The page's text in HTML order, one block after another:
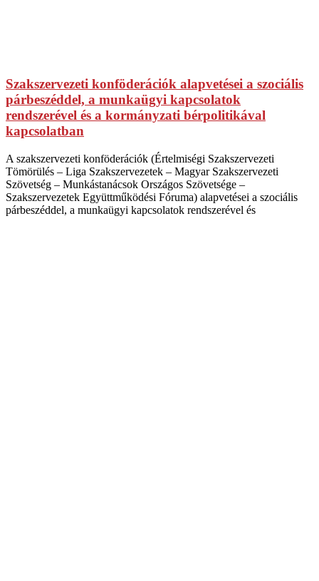
Szakszervezeti konföderációk alapvetései a szociális
párbeszéddel, a munkaügyi kapcsolatok
rendszerével és a kormányzati bérpolitikával
kapcsolatban
A szakszervezeti konföderációk (Értelmiségi Szakszervezeti
Tömörülés – Liga Szakszervezetek – Magyar Szakszervezeti
Szövetség – Munkástanácsok Országos Szövetsége –
Szakszervezetek Együttműködési Fóruma) alapvetései a szociális
párbeszéddel, a munkaügyi kapcsolatok rendszerével és